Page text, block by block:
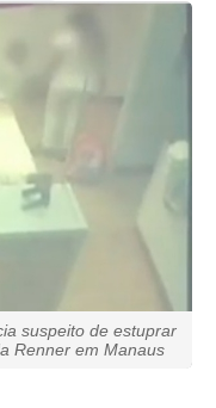
suspeito de estuprar
Renner em Manaus